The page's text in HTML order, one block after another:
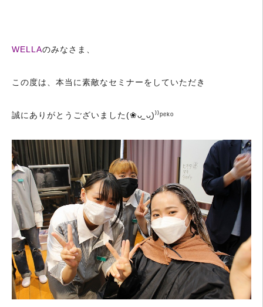
WELLAのみなさま、
この度は、本当に素敵なセミナーをしていただき
誠にありがとうございました(❀ᴗ͈ˬᴗ͈)⁾⁾ᵖᵉᵏᵒ